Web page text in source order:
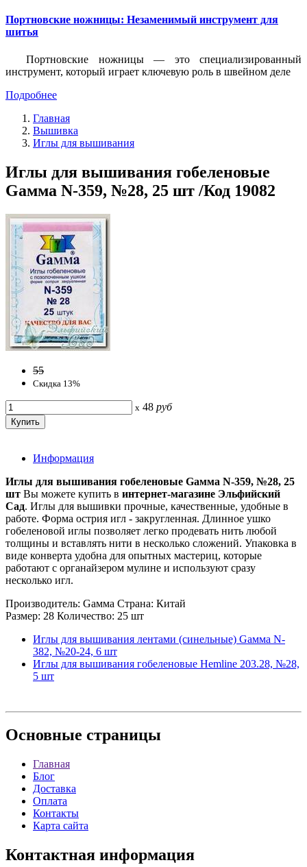
Портновские ножницы: Незаменимый инструмент для
шитья
Портновские ножницы — это специализированный
инструмент, который играет ключевую роль в швейном деле
Подробнее
Главная
Вышивка
Иглы для вышивания
Иглы для вышивания гобеленовые
Gамма N-359, №28, 25 шт /Код 19082
55
Скидка 13%
x 48 руб
Информация
Иглы для вышивания гобеленовые Gамма N-359, №28, 25
шт Вы можете купить в интернет-магазине Эльфийский
Сад. Иглы для вышивки прочные, качественные, удобные в
работе. Форма острия игл - закругленная. Длинное ушко
гобеленовой иглы позволяет легко продевать нить любой
толщины и вставлять нити в несколько сложений. Упаковка в
виде конверта удобна для опытных мастериц, которые
работают с органайзером мулине и используют сразу
несколько игл.
Производитель: Gамма Страна: Китай
Размер: 28 Количество: 25 шт
Иглы для вышивания лентами (синельные) Gамма N-
382, №20-24, 6 шт
Иглы для вышивания гобеленовые Hemline 203.28, №28,
5 шт
Основные страницы
Главная
Блог
Доставка
Оплата
Контакты
Карта сайта
Контактная информация